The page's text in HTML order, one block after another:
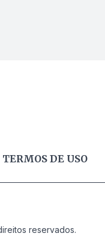
TERMOS DE USO
reservados.